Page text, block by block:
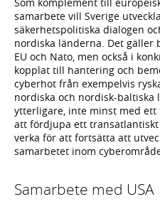
Som komplement till
samarbete vill Sverige
säkerhetspolitiska dialogen
nordiska länderna. Det gäller
EU och Nato, men också i
kopplat till hantering och
cyberhot från exempelvis
nordiska och nordisk-
ytterligare, inte minst med
att fördjupa ett transatlantiskt
verka för att fortsätta att
samarbetet inom
Samarbete med USA